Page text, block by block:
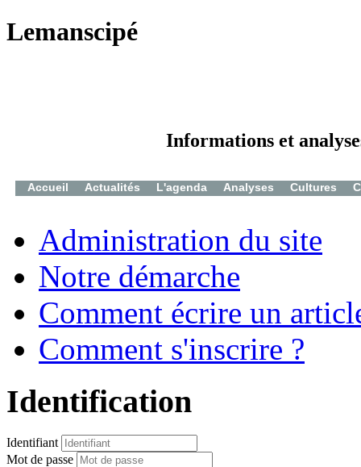
Lemanscipé
Informations et
Accueil Actualités L'agenda Analyses Cultures
Administration du site
Notre démarche
Comment écrire un
Comment s'inscrire ?
Identification
Identifiant
Mot de passe